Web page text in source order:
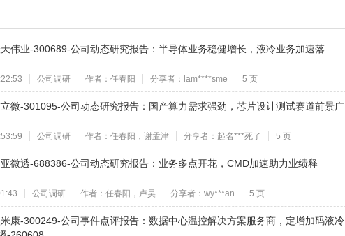
伟业-300689-公司动态研究报告：半导体业务稳健增长，液冷业务加速落
公司调研 作者：任春阳 分享者：lam****sme 5 页
微-301095-公司动态研究报告：国产算力需求强劲，芯片设计测试赛道前景广
公司调研 作者：任春阳，谢孟津 分享者：起名***死了 5 页
微透-688386-公司动态研究报告：业务多点开花，CMD加速助力业绩释
公司调研 作者：任春阳，卢昊 分享者：wy***an 5 页
康-300249-公司事件点评报告：数据中心温控解决方案服务商，定增加码液冷